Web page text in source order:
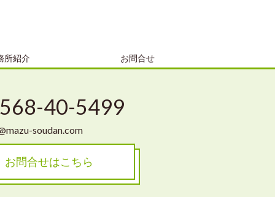
所紹介 お問合せ
40-5499
soudan.com
お問合せはこちら